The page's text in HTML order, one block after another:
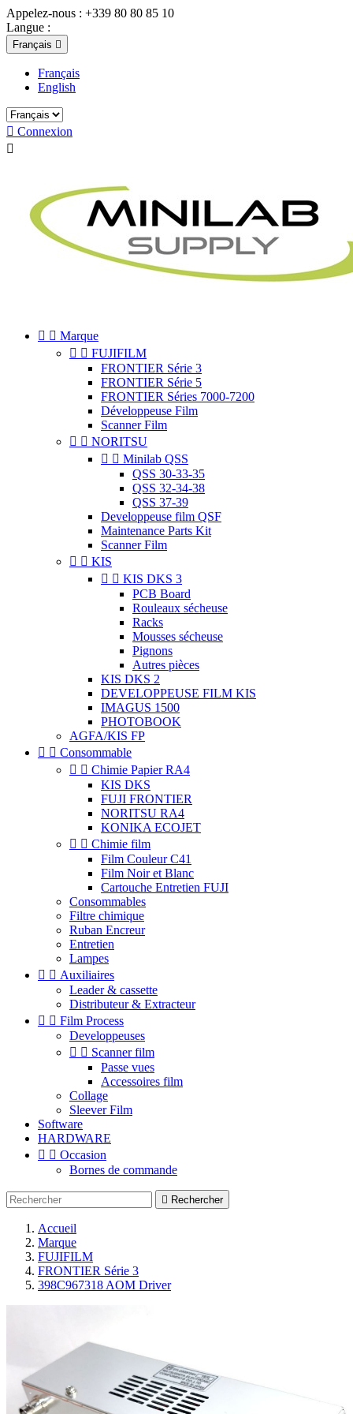
Appelez-nous : +339 80 80 85 10
Langue :
Français 
Français
English
 Connexion

  Marque
  FUJIFILM
FRONTIER Série 3
FRONTIER Série 5
FRONTIER Séries 7000-7200
Développeuse Film
Scanner Film
  NORITSU
  Minilab QSS
QSS 30-33-35
QSS 32-34-38
QSS 37-39
Developpeuse film QSF
Maintenance Parts Kit
Scanner Film
  KIS
  KIS DKS 3
PCB Board
Rouleaux sécheuse
Racks
Mousses sécheuse
Pignons
Autres pièces
KIS DKS 2
DEVELOPPEUSE FILM KIS
IMAGUS 1500
PHOTOBOOK
AGFA/KIS FP
  Consommable
  Chimie Papier RA4
KIS DKS
FUJI FRONTIER
NORITSU RA4
KONIKA ECOJET
  Chimie film
Film Couleur C41
Film Noir et Blanc
Cartouche Entretien FUJI
Consommables
Filtre chimique
Ruban Encreur
Entretien
Lampes
  Auxiliaires
Leader & cassette
Distributeur & Extracteur
  Film Process
Developpeuses
  Scanner film
Passe vues
Accessoires film
Collage
Sleever Film
Software
HARDWARE
  Occasion
Bornes de commande
 Rechercher
Accueil
Marque
FUJIFILM
FRONTIER Série 3
398C967318 AOM Driver